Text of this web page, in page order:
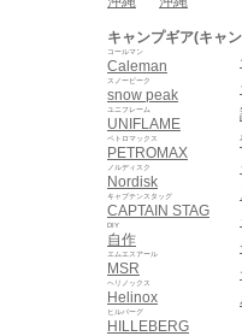
キャンプギア(キャ
Caleman
コールマン
snow peak
スノーピーク
UNIFLAME
ユニフレーム
PETROMAX
ペトロマックス
Nordisk
ノルディスク
CAPTAIN STAG
キャプテンスタッグ
自作
DIY
MSR
エムエスアール
Helinox
ヘリノックス
HILLEBERG
ヒルバーグ